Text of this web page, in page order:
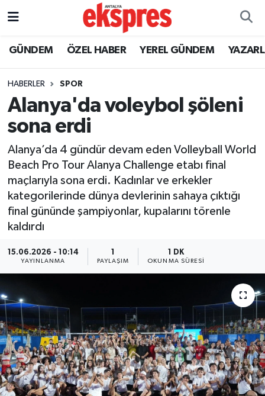
GÜNDEM ÖZEL HABER YEREL GÜNDEM
HABERLER SPOR
Alanya'da voleybol şöleni
sona erdi
Alanya’da 4 gündür devam eden Volleyball World
Beach Pro Tour Alanya Challenge etabı final
maçlarıyla sona erdi. Kadınlar ve erkekler
kategorilerinde dünya devlerinin sahaya çıktığı
final gününde şampiyonlar, kupalarını törenle
kaldırdı
15.06.2026 - 10:14
YAYINLANMA
1
PAYLAŞIM
1 DK
OKUNMA SÜRESI
ÖZEL HABER
YEREL GÜNDEM
EKONOMİ
KÜLTÜR - SANAT
SPOR
SİYASET
SAĞLIK
EĞİTİM
TURİZM
RÖPORTAJ
Nöbetçi Eczaneler
Trafik Durumu
Süper Lig Puan Durumu ve Fikstür
Tüm Manşetler
Son Dakika Haberleri
Haber Arşivi